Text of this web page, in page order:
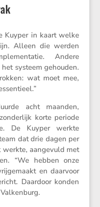
Kuyper in kaart welke
Alleen die werden
Andere
systeem gehouden.
wat moet mee,
acht maanden,
korte periode
De Kuyper werkte
dat drie dagen per
aange­vuld met
“We hebben onze
en daarvoor
Daardoor konden